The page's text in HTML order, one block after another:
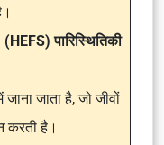
पारिस्थितिकी
जाता है, जो जीवों
करती है।